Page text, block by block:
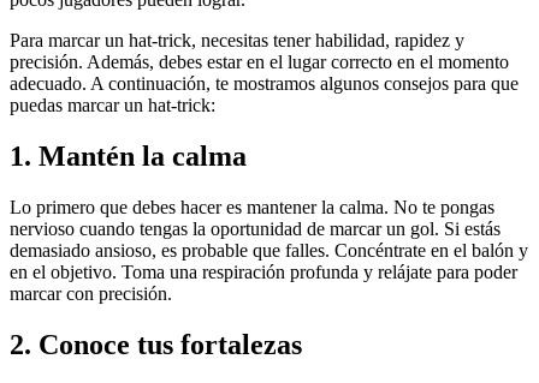
Para marcar un hat-trick, necesitas tener habilidad, rapidez y
precisión. Además, debes estar en el lugar correcto en el momento
adecuado. A continuación, te mostramos algunos consejos para que
puedas marcar un hat-trick:
1. Mantén la calma
Lo primero que debes hacer es mantener la calma. No te pongas
nervioso cuando tengas la oportunidad de marcar un gol. Si estás
demasiado ansioso, es probable que falles. Concéntrate en el balón y
en el objetivo. Toma una respiración profunda y relájate para poder
marcar con precisión.
2. Conoce tus fortalezas